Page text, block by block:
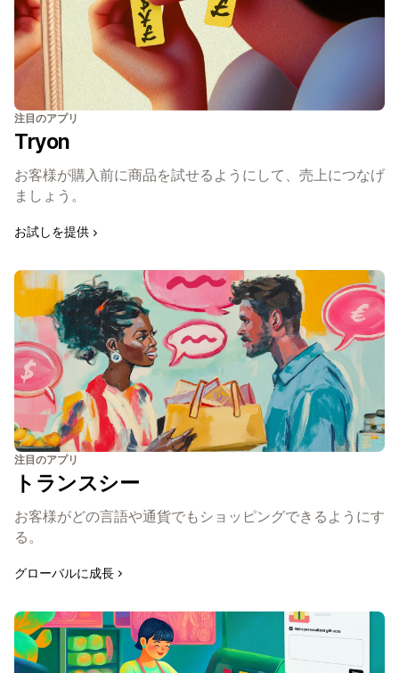
注目のアプリ
Tryon
お客様が購入前に商品を試せるようにして、売上につなげ
ましょう。
お試しを提供
注目のアプリ
トランスシー
お客様がどの言語や通貨でもショッピングできるようにす
る。
グローバルに成長